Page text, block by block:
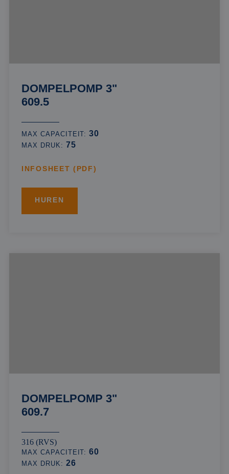
DOMPELPOMP 3"
609.5
MAX CAPACITEIT:30
MAX DRUK: 75
INFOSHEET (PDF)
HUREN
DOMPELPOMP 3"
609.7
316 (RVS)
MAX CAPACITEIT:60
MAX DRUK: 26